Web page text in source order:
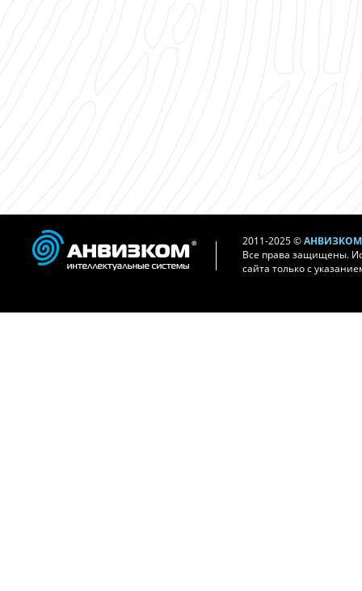
2011-2025 ©
Все права защищены.
сайта только с